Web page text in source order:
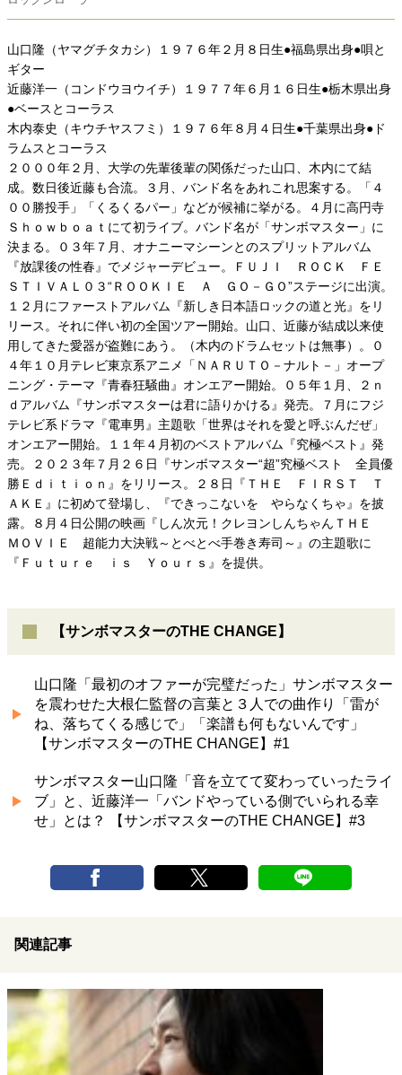
山口隆（ヤマグチタカシ）１９７６年２月８日生●福島県出身●唄と
ギター
近藤洋一（コンドウヨウイチ）１９７７年６月１６日生●栃木県出身
●ベースとコーラス
木内泰史（キウチヤスフミ）１９７６年８月４日生●千葉県出身●ド
ラムスとコーラス
２０００年２月、大学の先輩後輩の関係だった山口、木内にて結
成。数日後近藤も合流。３月、バンド名をあれこれ思案する。「４
００勝投手」「くるくるパー」などが候補に挙がる。４月に高円寺
Ｓｈｏｗｂｏａｔにて初ライブ。バンド名が「サンボマスター」に
決まる。０３年７月、オナニーマシーンとのスプリットアルバム
『放課後の性春』でメジャーデビュー。ＦＵＪＩ ＲＯＣＫ ＦＥ
ＳＴＩＶＡＬ０３“ＲＯＯＫＩＥ Ａ ＧＯ－ＧＯ”ステージに出演。
１２月にファーストアルバム『新しき日本語ロックの道と光』をリ
リース。それに伴い初の全国ツアー開始。山口、近藤が結成以来使
用してきた愛器が盗難にあう。（木内のドラムセットは無事）。０
４年１０月テレビ東京系アニメ「ＮＡＲＵＴＯ－ナルト－」オープ
ニング・テーマ『青春狂騒曲』オンエアー開始。０５年１月、２ｎ
ｄアルバム『サンボマスターは君に語りかける』発売。７月にフジ
テレビ系ドラマ『電車男』主題歌「世界はそれを愛と呼ぶんだぜ」
オンエアー開始。１１年４月初のベストアルバム『究極ベスト』発
売。２０２３年７月２６日『サンボマスター“超”究極ベスト 全員優
勝Ｅｄｉｔｉｏｎ』をリリース。２８日『ＴＨＥ ＦＩＲＳＴ Ｔ
ＡＫＥ』に初めて登場し、『できっこないを やらなくちゃ』を披
露。８月４日公開の映画『しん次元！クレヨンしんちゃんＴＨＥ
ＭＯＶＩＥ 超能力大決戦～とべとべ手巻き寿司～』の主題歌に
『Ｆｕｔｕｒｅ ｉｓ Ｙｏｕｒｓ』を提供。
【サンボマスターのTHE CHANGE】
山口隆「最初のオファーが完璧だった」サンボマスター
を震わせた大根仁監督の言葉と３人での曲作り「雷が
ね、落ちてくる感じで」「楽譜も何もないんです」
【サンボマスターのTHE CHANGE】#1
サンボマスター山口隆「音を立てて変わっていったライ
ブ」と、近藤洋一「バンドやっている側でいられる幸
せ」とは？ 【サンボマスターのTHE CHANGE】#3
関連記事